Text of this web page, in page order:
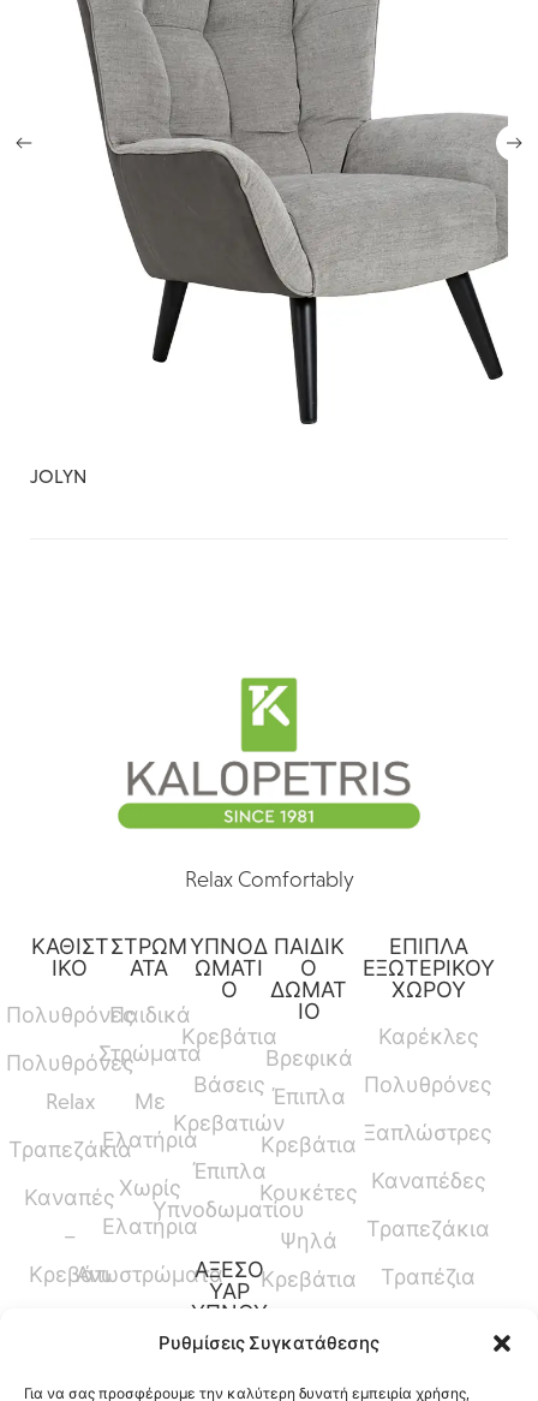
Ρυθμίσεις Συγκατάθεσης
Για να σας προσφέρουμε την καλύτερη δυνατή εμπειρία χρήσης,
JOLYN
Relax Comfortably
ΚΑΘΙΣΤ
ΙΚΟ
Πολυθρόνες
Πολυθρόνες
Relax
Τραπεζάκια
Καναπές
–
Κρεβάτι
ΣΤΡΩΜ
ΑΤΑ
Παιδικά
Στρώματα
Με
Ελατήρια
Χωρίς
Ελατήρια
Ανωστρώματα
ΥΠΝΟΔ
ΩΜΑΤΙ
Ο
Κρεβάτια
Βάσεις
Κρεβατιών
Έπιπλα
Υπνοδωματίου
ΑΞΕΣΟ
ΥΑΡ
ΥΠΝΟΥ
Παπλώματα
ΠΑΙΔΙΚ
Ο
ΔΩΜΑΤ
ΙΟ
Βρεφικά
Έπιπλα
Κρεβάτια
Κουκέτες
Ψηλά
Κρεβάτια
ΕΠΙΠΛΑ
ΕΞΩΤΕΡΙΚΟΥ
ΧΩΡΟΥ
Καρέκλες
Πολυθρόνες
Ξαπλώστρες
Καναπέδες
Τραπεζάκια
Τραπέζια